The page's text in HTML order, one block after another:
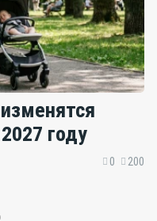
году
0 200